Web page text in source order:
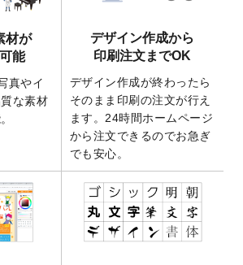
るようになりました！
年版4月始まりのカレンダーデザイン
プレート
を公開いたしました。
たしました。
商品】クリアファイルバッグ が作成で
るようになりました！
年午年の年賀状デザインテンプレート
開いたしました。
はがき・寒中見舞いのデザインテンプ
トを公開いたしました。
万点以上の写真やイラスト素材が無料
材が
能
真やイ
な素材
デザイン作成から
印刷注文までOK
デザイン作成が終わったら
そのまま印刷の注文が行え
ます。24時間ホームページ
から注文できるのでお急ぎ
でも安心。